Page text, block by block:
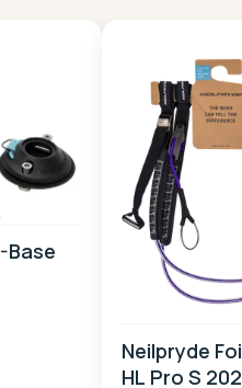
Base
Neilpryde
HL Pro S